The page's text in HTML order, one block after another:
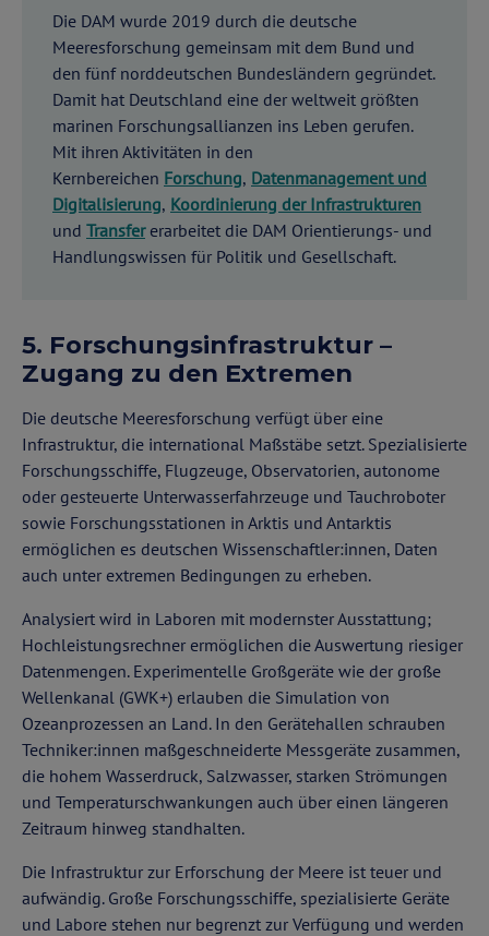
Die DAM wurde 2019 durch die deutsche
Meeresforschung gemeinsam mit dem Bund und
den fünf norddeutschen Bundesländern gegründet.
Damit hat Deutschland eine der weltweit größten
marinen Forschungsallianzen ins Leben gerufen.
Mit ihren Aktivitäten in den
Kernbereichen Forschung, Datenmanagement und
Digitalisierung, Koordinierung der Infrastrukturen
und Transfererarbeitet die DAM Orientierungs- und
Handlungswissen für Politik und Gesellschaft.
5. Forschungsinfrastruktur –
Zugang zu den Extremen
Die deutsche Meeresforschung verfügt über eine
Infrastruktur, die international Maßstäbe setzt. Spezialisierte
Forschungsschiffe, Flugzeuge, Observatorien, autonome
oder gesteuerte Unterwasserfahrzeuge und Tauchroboter
sowie Forschungsstationen in Arktis und Antarktis
ermöglichen es deutschen Wissenschaftler:innen, Daten
auch unter extremen Bedingungen zu erheben.
Analysiert wird in Laboren mit modernster Ausstattung;
Hochleistungsrechner ermöglichen die Auswertung riesiger
Datenmengen. Experimentelle Großgeräte wie der große
Wellenkanal (GWK+) erlauben die Simulation von
Ozeanprozessen an Land. In den Gerätehallen schrauben
Techniker:innen maßgeschneiderte Messgeräte zusammen,
die hohem Wasserdruck, Salzwasser, starken Strömungen
und Temperaturschwankungen auch über einen längeren
Zeitraum hinweg standhalten.
Die Infrastruktur zur Erforschung der Meere ist teuer und
aufwändig. Große Forschungsschiffe, spezialisierte Geräte
und Labore stehen nur begrenzt zur Verfügung und werden